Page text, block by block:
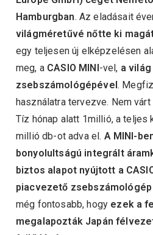
Hamburgban. Az eladásait
világméretűvé nőtte ki
egy teljesen új elképzelésen
meg, a CASIO MINI -vel, a
zsebszámológépével .
használatra tervezve. Nem
Tíz hónap alatt 1millió, a
millió db-ot adva el. A MINI-
bonyolultságú integrált
biztos alapot nyújtott a
piacvezető
még fontosabb, hogy ezek a
megalapozták Japán